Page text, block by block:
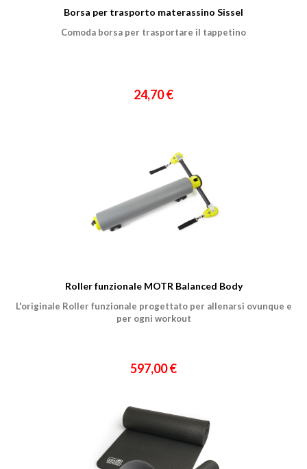
Borsa per trasporto materassino Sissel
Comoda borsa per trasportare il tappetino
24,70 €
Roller funzionale MOTR Balanced Body
L'originale Roller funzionale progettato per allenarsi ovunque e
per ogni workout
597,00 €